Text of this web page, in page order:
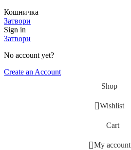
Кошничка
Затвори
Sign in
Затвори
No account yet?
Create an Account
Shop
Wishlist
Cart
My account